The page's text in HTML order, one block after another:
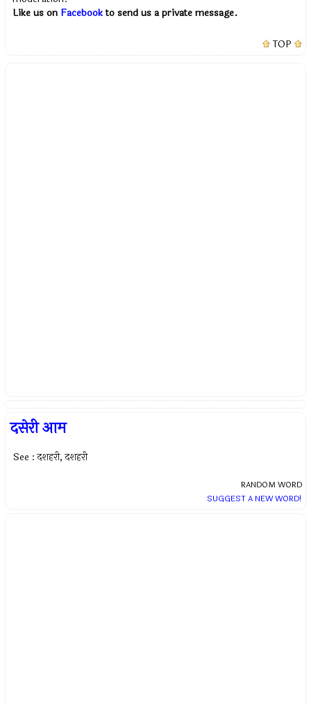
Like us on Facebookto send us a private message.
TOP
दसेरी आम
See : दशहरी, दशहरी
RANDOM WORD
SUGGEST A NEW WORD!